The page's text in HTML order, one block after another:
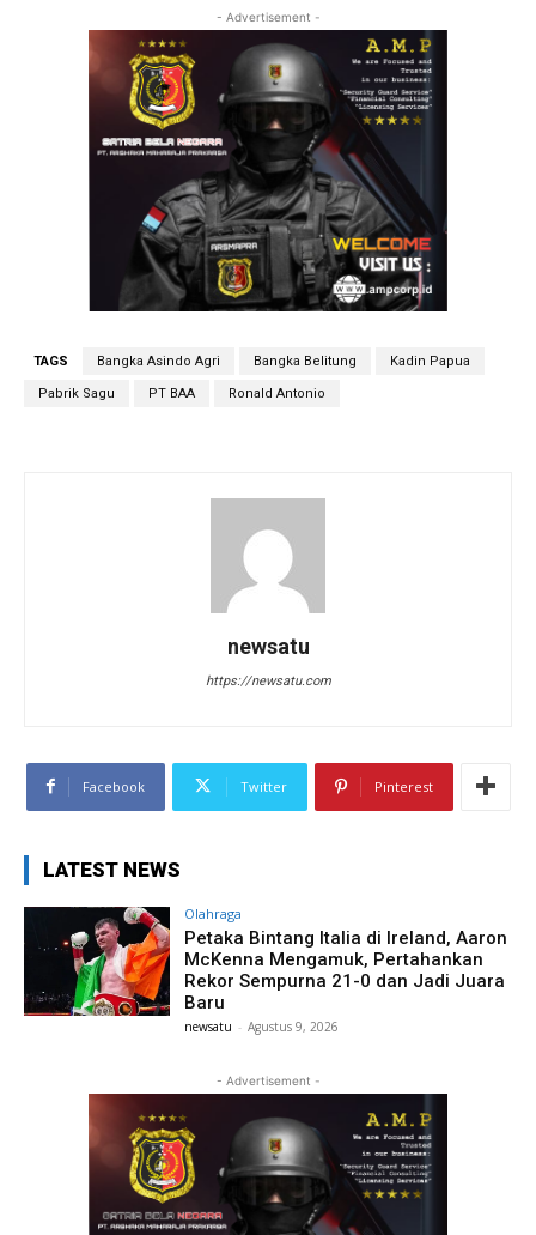
- Advertisement -
TAGS Bangka Asindo Agri Bangka Belitung Kadin Papua
Pabrik Sagu PT BAA Ronald Antonio
newsatu
https://newsatu.com
Facebook Twitter Pinterest
LATEST NEWS
Olahraga
Petaka Bintang Italia di Ireland, Aaron
McKenna Mengamuk, Pertahankan
Rekor Sempurna 21-0 dan Jadi Juara
Baru
newsatu - Agustus 9, 2026
- Advertisement -